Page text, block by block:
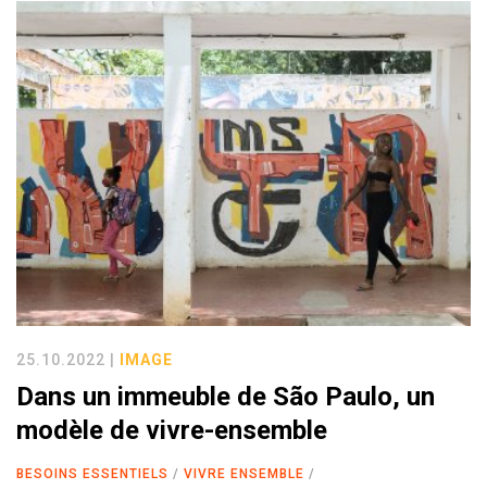
25.10.2022 | IMAGE
Dans un immeuble de São Paulo, un
modèle de vivre-ensemble
BESOINS ESSENTIELS VIVRE ENSEMBLE